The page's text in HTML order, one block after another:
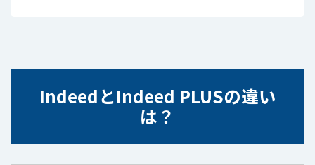
IndeedとIndeed PLUSの違い
は？